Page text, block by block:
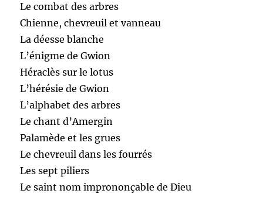
Le combat des arbres
Chienne, chevreuil et vanneau
La déesse blanche
L’énigme de Gwion
Héraclès sur le lotus
L’hérésie de Gwion
L’alphabet des arbres
Le chant d’Amergin
Palamède et les grues
Le chevreuil dans les fourrés
Les sept piliers
Le saint nom imprononçable de Dieu